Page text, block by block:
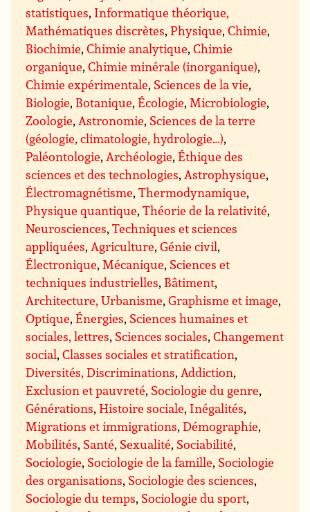
statistiques, Informatique théorique,
Mathématiques discrètes,Physique,Chimie,
Biochimie,Chimie analytique,Chimie
organique,Chimie minérale (inorganique),
Chimie expérimentale, Sciences de la vie,
Biologie, Botanique,Écologie, Microbiologie,
Zoologie, Astronomie, Sciences de la terre
(géologie, climatologie, hydrologie…),
Paléontologie, Archéologie,Éthique des
sciences et des technologies, Astrophysique,
Électromagnétisme,Thermodynamique,
Physique quantique,Théorie de la relativité,
Neurosciences,Techniques et sciences
appliquées, Agriculture,Génie civil,
Électronique, Mécanique, Sciences et
techniques industrielles, Bâtiment,
Architecture, Urbanisme,Graphisme et image,
Optique,Énergies, Sciences humaines et
sociales, lettres, Sciences sociales,Changement
social,Classes sociales et stratification,
Diversités, Discriminations, Addiction,
Exclusion et pauvreté, Sociologie du genre,
Générations,Histoire sociale, Inégalités,
Migrations et immigrations,Démographie,
Mobilités, Santé, Sexualité, Sociabilité,
Sociologie, Sociologie de la famille, Sociologie
des organisations, Sociologie des sciences,
Sociologie du temps, Sociologie du sport,